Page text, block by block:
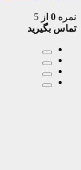
نمره 0 از 5
تماس بگیرید